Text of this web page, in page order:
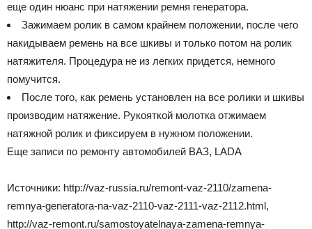
еще один нюанс при натяжении ремня генератора.
Зажимаем ролик в самом крайнем положении, после чего
накидываем ремень на все шкивы и только потом на ролик
натяжителя. Процедура не из легких придется, немного
помучится.
После того, как ремень установлен на все ролики и шкивы
производим натяжение. Рукояткой молотка отжимаем
натяжной ролик и фиксируем в нужном положении.
Еще записи по ремонту автомобилей ВАЗ, LADA
Источники: http://vaz-russia.ru/remont-vaz-2110/zamena-
remnya-generatora-na-vaz-2110-vaz-2111-vaz-2112.html,
http://vaz-remont.ru/samostoyatelnaya-zamena-remnya-